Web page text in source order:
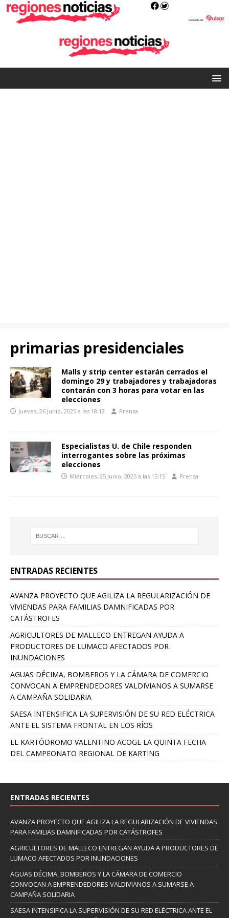
primarias presidenciales
Malls y strip center estarán cerrados el
domingo 29 y trabajadores y trabajadoras
contarán con 3 horas para votar en las
elecciones
Jueves, 26 Junio, 2025 a las 18:12 Prensa
Especialistas U. de Chile responden
interrogantes sobre las próximas
elecciones
Miércoles, 25 Junio, 2025 a las 15:15 Prensa
ENTRADAS RECIENTES
AVANZA PROYECTO QUE AGILIZA LA REGULARIZACIÓN DE
VIVIENDAS PARA FAMILIAS DAMNIFICADAS POR
CATÁSTROFES
AGRICULTORES DE MALLECO ENTREGAN AYUDA A
PRODUCTORES DE LUMACO AFECTADOS POR
INUNDACIONES
AGUAS DÉCIMA, BOMBEROS Y LA CÁMARA DE COMERCIO
CONVOCAN A EMPRENDEDORES VALDIVIANOS A SUMARSE
A CAMPAÑA SOLIDARIA
SAESA INTENSIFICA LA SUPERVISIÓN DE SU RED ELÉCTRICA
ANTE EL SISTEMA FRONTAL EN LOS RÍOS
EL KARTÓDROMO VALENTINO ACOGE LA QUINTA FECHA
DEL CAMPEONATO REGIONAL DE KARTING
ENTRADAS RECIENTES
AVANZA PROYECTO QUE AGILIZA LA REGULARIZACIÓN DE VIVIENDAS
PARA FAMILIAS DAMNIFICADAS POR CATÁSTROFES
AGRICULTORES DE MALLECO ENTREGAN AYUDA A PRODUCTORES DE
LUMACO AFECTADOS POR INUNDACIONES
AGUAS DÉCIMA, BOMBEROS Y LA CÁMARA DE COMERCIO
CONVOCAN A EMPRENDEDORES VALDIVIANOS A SUMARSE A
CAMPAÑA SOLIDARIA
SAESA INTENSIFICA LA SUPERVISIÓN DE SU RED ELÉCTRICA ANTE EL